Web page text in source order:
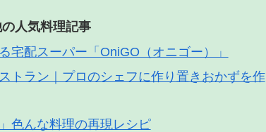
人気料理記事
宅配スーパー「OniGO（オニゴー）」
トラン｜プロのシェフに作り置きおかずを作
色んな料理の再現レシピ